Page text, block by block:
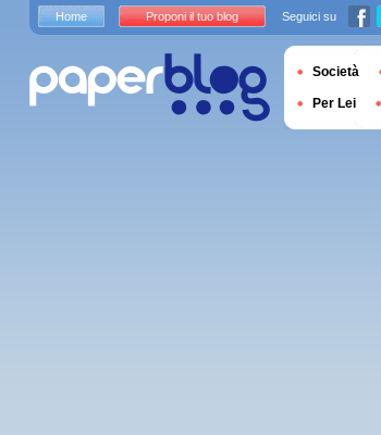
Home Proponi il tuo blog Seguici su
Società
Per Lei